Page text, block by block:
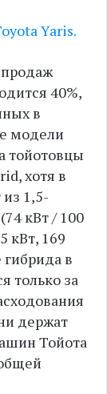
продаж
40%,
в
модели
тойотовцы
хотя в
1,5-
кВт / 100
кВт, 169
в
только за
держат
Тойота